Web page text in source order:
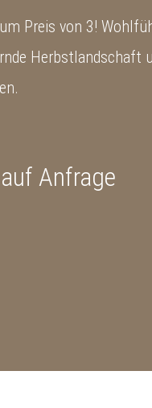
Preis von 3!
Herbstlandschaft
Anfrage